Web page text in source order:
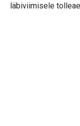
läbiviimisele